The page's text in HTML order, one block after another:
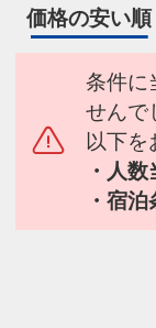
価格の安い順
条件に
せんで
以下を
・人
・宿